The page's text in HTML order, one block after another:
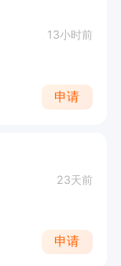
13小时前
申请
23天前
申请